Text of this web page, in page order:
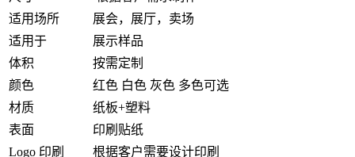
适用场所
展会，展厅，卖场
适用于
展示样品
体积
按需定制
颜色
红色 白色 灰色 多色可选
材质
纸板+塑料
表面
印刷贴纸
Logo 印刷
根据客户需要设计印刷